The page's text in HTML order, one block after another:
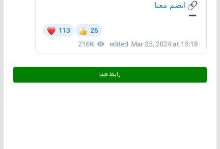
رابط هـنـا